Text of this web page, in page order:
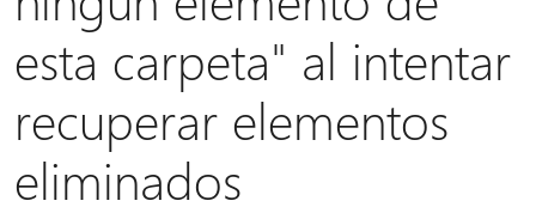
esta carpeta" al intentar
recuperar elementos
eliminados